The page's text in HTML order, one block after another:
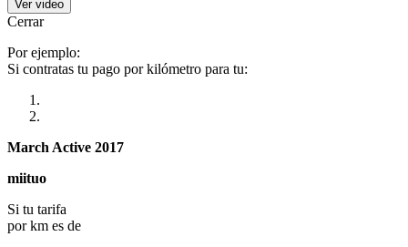
Ver video
Cerrar
Por ejemplo:
Si contratas tu pago por kilómetro para tu:
March Active 2017
miituo
Si tu tarifa
por km es de